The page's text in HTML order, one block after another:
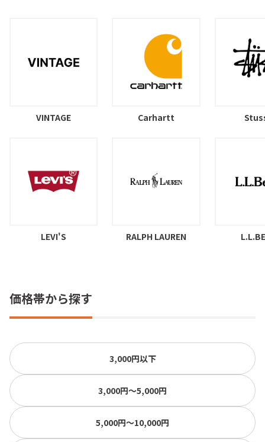
VINTAGE Carhartt
LEVI'S RALPH LAUREN
価格帯から探す
3,000円以下
3,000円〜5,000円
5,000円〜10,000円